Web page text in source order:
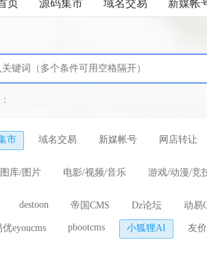
页 源码集市 域名交易 新媒帐
市 域名交易 新媒帐号 网店转让
库/图片 电影/视频/音乐 游戏/动漫/竞
汽车/二手/车行
destoon 帝国CMS Dz论坛 动易
优eyoucms pbootcms 小狐狸AI 友